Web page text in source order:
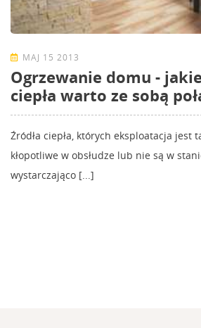
MAJ 15 2013
Ogrzewanie domu -
ciepła warto ze sobą
Źródła ciepła, których eksploatacja jest
kłopotliwe w obsłudze lub nie są w
wystarczająco [...]